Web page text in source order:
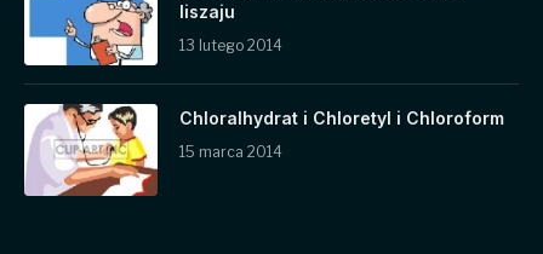
liszaju
13 lutego 2014
Chloralhydrat i Chloretyl i Chloroform
15 marca 2014